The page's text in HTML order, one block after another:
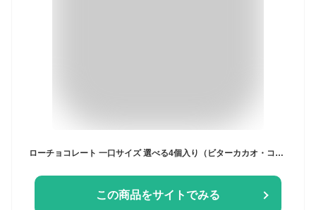
ローチョコレート 一口サイズ 選べる4個入り（ビターカカオ・コズミックブラック・シトラス＆ゴジベリー・抹茶ラテ・ソルトレモン）プティリス【ローカカオ/オーガニック/スーパーフード】【お土産/手土産/プレゼント/ギフトに！贈り物】【送料無料】
この商品をサイトでみる